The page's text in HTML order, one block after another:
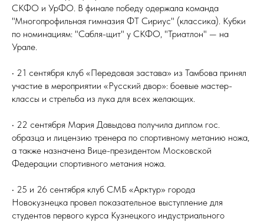
СКФО и УрФО. В финале победу одержала команда
"Многопрофильная гимназия ФТ Сириус" (классика). Кубки
по номинациям: "Сабля-щит" у СКФО, "Триатлон" — на
Урале.
• 21 сентября клуб «Передовая застава» из Тамбова принял
участие в мероприятии «Русский двор»: боевые мастер-
классы и стрельба из лука для всех желающих.
• 22 сентября Мария Давыдова получила диплом гос.
образца и лицензию тренера по спортивному метанию ножа,
а также назначена Вице-президентом Московской
Федерации спортивного метания ножа.
• 25 и 26 сентября клуб СМБ «Арктур» города
Новокузнецка провел показательное выступление для
студентов первого курса Кузнецкого индустриального